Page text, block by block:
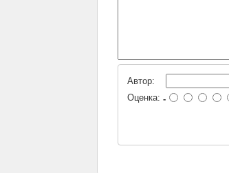
Автор:
Оценка: -